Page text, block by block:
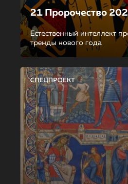
21 Пророчество
Естественный интеллект
тренды нового года
СПЕЦПРОЕКТ